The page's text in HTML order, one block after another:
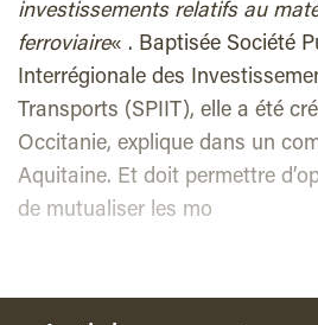
investissements relatifs au
ferroviaire« . Baptisée Société
Interrégionale des
Transports (SPIIT), elle a été
Occitanie, explique dans un
Aquitaine. Et doit permettre
de mutualiser les mo